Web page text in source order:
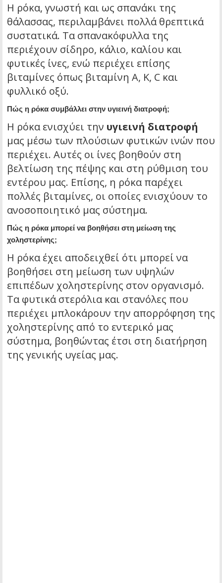
Η ρόκα, γνωστή και ως σπανάκι της
θάλασσας, περιλαμβάνει πολλά θρεπτικά
συστατικά. Τα σπανακόφυλλα της
περιέχουν σίδηρο, κάλιο, καλίου και
φυτικές ίνες, ενώ περιέχει επίσης
βιταμίνες όπως βιταμίνη Α, Κ, C και
φυλλικό οξύ.
Πώς η ρόκα συμβάλλει στην υγιεινή διατροφή;
Η ρόκα ενισχύει την υγιεινή διατροφή
μας μέσω των πλούσιων φυτικών ινών που
περιέχει. Αυτές οι ίνες βοηθούν στη
βελτίωση της πέψης και στη ρύθμιση του
εντέρου μας. Επίσης, η ρόκα παρέχει
πολλές βιταμίνες, οι οποίες ενισχύουν το
ανοσοποιητικό μας σύστημα.
Πώς η ρόκα μπορεί να βοηθήσει στη μείωση της
χοληστερίνης;
Η ρόκα έχει αποδειχθεί ότι μπορεί να
βοηθήσει στη μείωση των υψηλών
επιπέδων χοληστερίνης στον οργανισμό.
Τα φυτικά στερόλια και στανόλες που
περιέχει μπλοκάρουν την απορρόφηση της
χοληστερίνης από το εντερικό μας
σύστημα, βοηθώντας έτσι στη διατήρηση
της γενικής υγείας μας.